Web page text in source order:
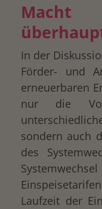
Macht
In der
Förder- und
erneuerbaren
nur die
sondern auch
des
Laufzeit der